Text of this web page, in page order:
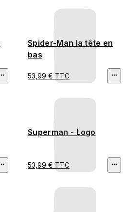
Spider-Man la tête en
bas
53,99 € TTC
Superman - Logo
53,99 € TTC